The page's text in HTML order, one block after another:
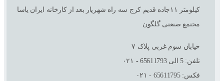
کیلومتر ١١جاده قدیم کرج سه راه شهریار بعد از کارخانه ایران یاسا
مجتمع صنعتی گلگون
خیابان سوم غربی پلاک ٧
تلفن: 5 الی 65611793 - ۰۲۱
فکس: 65611795 - ۰۲۱